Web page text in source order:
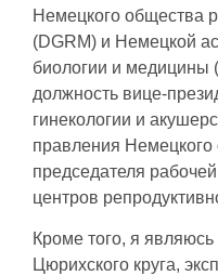
Немецкого общества
(DGRM) и Немецкой
биологии и медицины
должность вице-
гинекологии и
правления
председателя
центров
Кроме того, я
Цюрихского круга,